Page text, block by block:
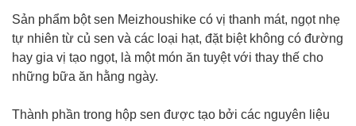
Sản phẩm bột sen Meizhoushike có vị thanh mát, ngọt nhẹ
tự nhiên từ củ sen và các loại hạt, đặt biệt không có đường
hay gia vị tạo ngọt, là một món ăn tuyệt với thay thế cho
những bữa ăn hằng ngày.
Thành phần trong hộp sen được tạo bởi các nguyên liệu